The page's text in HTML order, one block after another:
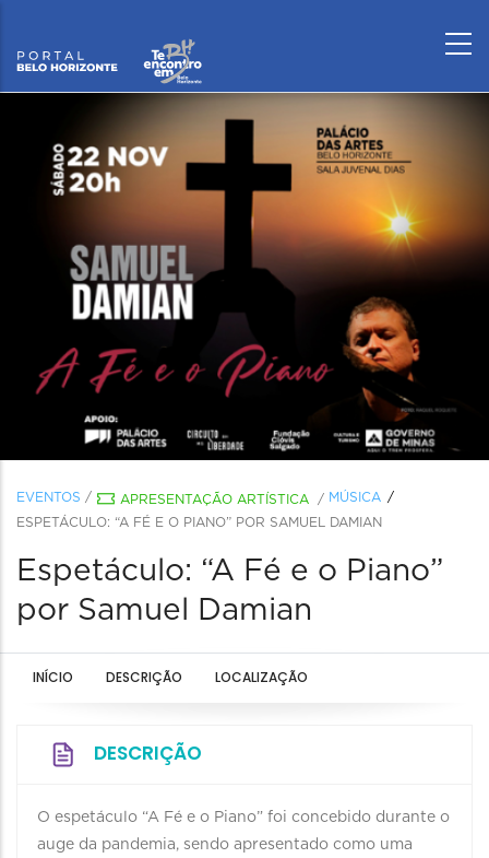
EVENTOS / APRESENTAÇÃO ARTÍSTICA / MÚSICA
ESPETÁCULO: “A FÉ E O PIANO” POR SAMUEL DAMIAN
Espetáculo: “A Fé e o Piano”
por Samuel Damian
INÍCIO DESCRIÇÃO LOCALIZAÇÃO
DESCRIÇÃO
O espetáculo “A Fé e o Piano” foi concebido durante o
auge da pandemia, sendo apresentado como uma